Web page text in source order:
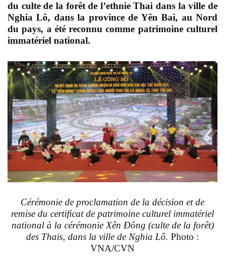
du culte de la forêt de l’ethnie Thai dans la ville de
Nghia Lô, dans la province de Yên Bai, au Nord
du pays, a été reconnu comme patrimoine culturel
immatériel national.
Cérémonie de proclamation de la décision et de
remise du certificat de patrimoine culturel immatériel
national à la cérémonie Xên Đông (culte de la forêt)
des Thais, dans la ville de Nghia Lô. Photo :
VNA/CVN